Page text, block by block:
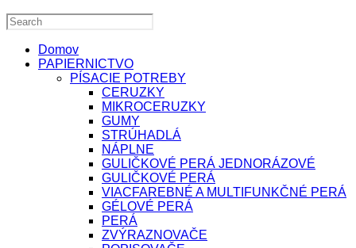
Domov
PAPIERNICTVO
PÍSACIE POTREBY
CERUZKY
MIKROCERUZKY
GUMY
STRÚHADLÁ
NÁPLNE
GULIČKOVÉ PERÁ JEDNORÁZOVÉ
GULIČKOVÉ PERÁ
VIACFAREBNÉ A MULTIFUNKČNÉ PERÁ
GÉLOVÉ PERÁ
PERÁ
ZVÝRAZNOVAČE